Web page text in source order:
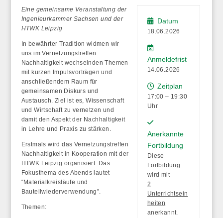
Eine gemeinsame Veranstaltung der
Ingenieurkammer Sachsen und der
HTWK Leipzig
In bewährter Tradition widmen wir
uns im Vernetzungstreffen
Nachhaltigkeit wechselnden Themen
mit kurzen Impulsvorträgen und
anschließendem Raum für
gemeinsamen Diskurs und
Austausch. Ziel ist es, Wissenschaft
und Wirtschaft zu vernetzen und
damit den Aspekt der Nachhaltigkeit
in Lehre und Praxis zu stärken.
Erstmals wird das Vernetzungstreffen
Nachhaltigkeit in Kooperation mit der
HTWK Leipzig organisiert. Das
Fokusthema des Abends lautet
“Materialkreisläufe und
Bauteilwiederverwendung”.
Themen:
Datum
18.06.2026
Anmeldefrist
14.06.2026
Zeitplan
17:00 – 19:30
Uhr
Anerkannte
Fortbildung
Diese
Fortbildung
wird mit
2
Unterrichtsein
heiten
anerkannt.